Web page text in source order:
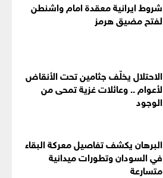
شروط ايرانية معقدة امام واشنطن
لفتح مضيق هرمز
الاحتلال يخلّف جثامين تحت الأنقاض
لأعوام .. وعائلات غزية تمحى من
الوجود
البرهان يكشف تفاصيل معركة البقاء
في السودان وتطورات ميدانية
متسارعة